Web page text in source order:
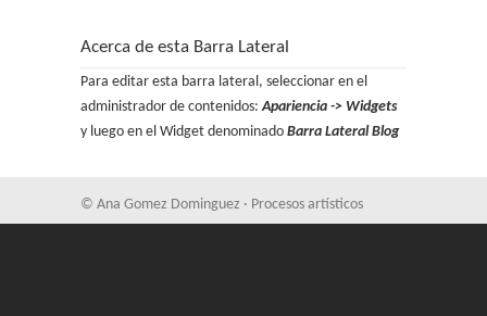
Acerca de esta Barra Lateral
Para editar esta barra lateral, seleccionar en el
administrador de contenidos:Apariencia -> Widgets
y luego en el Widget denominado Barra Lateral Blog
© Ana Gomez Dominguez · Procesos artísticos